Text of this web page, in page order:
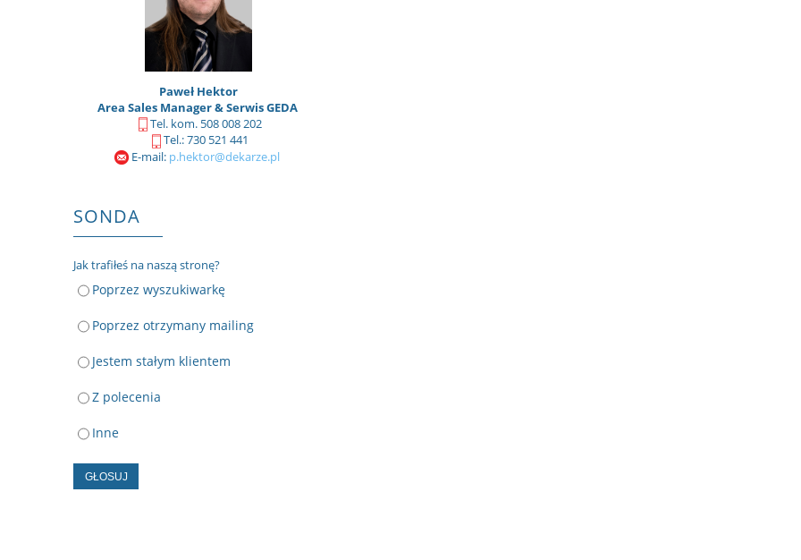
Paweł Hektor
Area Sales Manager & Serwis GEDA
Tel. kom. 508 008 202
Tel.: 730 521 441
E-mail: p.hektor@dekarze.pl
SONDA
Jak trafiłeś na naszą stronę?
Poprzez wyszukiwarkę
Poprzez otrzymany mailing
Jestem stałym klientem
Z polecenia
Inne
GŁOSUJ